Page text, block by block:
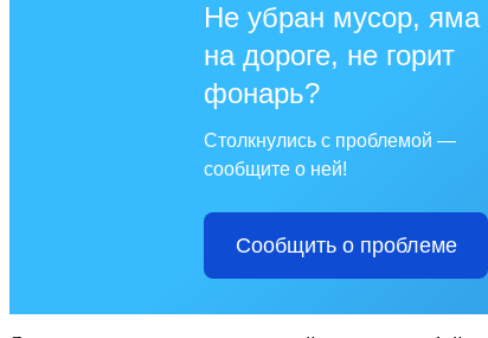
Не убран мусор, яма
на дороге, не горит
фонарь?
Столкнулись с проблемой —
сообщите о ней!
Сообщить о проблеме